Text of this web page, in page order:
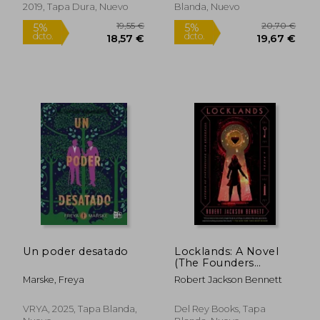
5%
dcto.
30,45 €
28,93 €
5%
dcto.
Rápido
2019, Tapa Dura, Nuevo Blanda, Nuevo
Un poder desatado
Marske, Freya
VRYA, 2025, Tapa Blanda,
Locklands: A Novel
(The Founders
Trilogy) (en Inglés)
Robert Jackson Bennett
Del Rey Books, Tapa